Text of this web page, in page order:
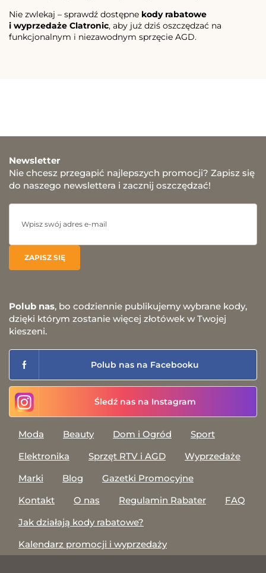
Nie zwlekaj – sprawdź dostępne kody rabatowe
i wyprzedaże Clatronic, aby już dziś oszczędzać na
funkcjonalnym i niezawodnym sprzęcie AGD.
Newsletter
Nie chcesz przegapić najlepszych promocji? Zapisz się
do naszego newslettera i zacznij oszczędzać!
Polub nas, bo codziennie publikujemy wybrane kody,
dzięki którym zostanie więcej złotówek w Twojej
kieszeni.
Polub nas na Facebooku
Śledź nas na Instagram
Moda Beauty Dom i Ogród
Sport
Elektronika
Sprzęt RTV i AGD
Wyprzedaże
Marki
Blog
Gazetki Promocyjne
Kontakt
O nas Regulamin Rabater
FAQ
Jak działają kody rabatowe?
Kalendarz promocji i wyprzedaży